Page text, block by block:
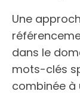
Une
dans le
mots-clés
combinée à